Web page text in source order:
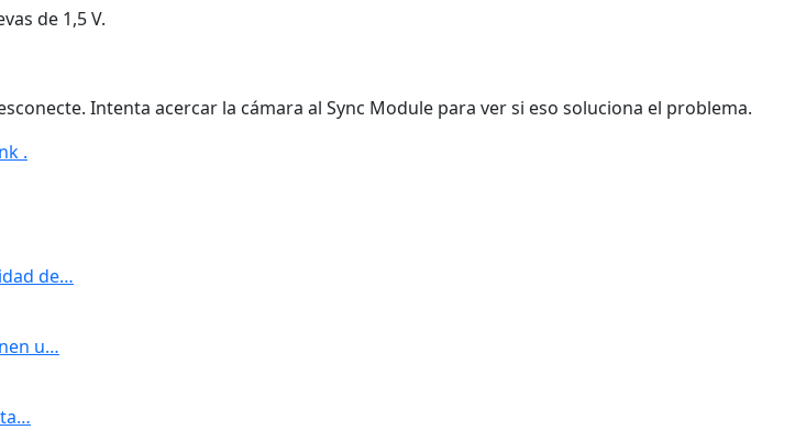
de 1,5 V.
Intenta acercar la cámara al Sync Module para ver si eso soluciona el problema.
.
de…
u…